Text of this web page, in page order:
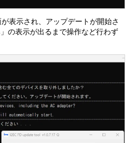
基づいて、本製品と一体としての
トウェアに関する権利のすべてを
す。ただしその場合、お客さまは
製物を保有することはできず、許
、電子文書、リカバリーメディア
ます）を譲渡し、かつ譲受人が本
ことを条件とします。
の権利）
著作権等一切の権利は、VAIOまた
お客さまに対して使用許諾を行うた
表示され、アップデートが開始さ
の表示が出るまで操作など行わず